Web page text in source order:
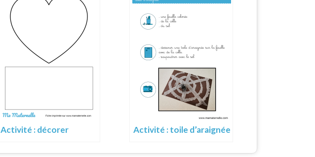
Activité : décorer Activité : toile d’araignée